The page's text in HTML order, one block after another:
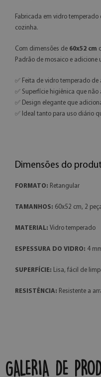
Fabricada em vidro
cozinha.
Com dimensões de 60x52 cm
Padrão de mosaico e adicione
✅ Feita de vidro temperado
✅ Superfície higiênica que não
✅ Design elegante que
✅ Ideal tanto para uso diário
Dimensões do
FORMATO: Retangular
TAMANHOS: 60x52 cm, 2
MATERIAL: Vidro temperado
ESPESSURA DO VIDRO: 4
SUPERFÍCIE: Lisa, fácil de
RESISTÊNCIA: Resistente a
GALERIA DE